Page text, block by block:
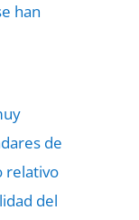
han
de
relativo
del